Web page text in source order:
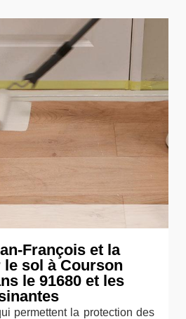
François et la
sol à Courson
le 91680 et les
permettent la protection des